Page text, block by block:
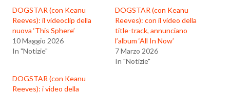
DOGSTAR (con Keanu
Reeves): il videoclip della
nuova ‘This Sphere’
10 Maggio 2026
In "Notizie"
DOGSTAR (con Keanu
Reeves): con il video della
title-track, annunciano
l’album ‘All In Now’
7 Marzo 2026
In "Notizie"
DOGSTAR (con Keanu
Reeves): i video della